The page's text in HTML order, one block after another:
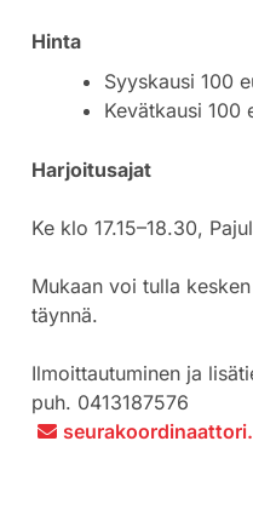
Hinta
Syyskausi 100
Kevätkausi 100
Harjoitusajat
Ke klo 17.15–18.30,
Mukaan voi tulla
täynnä.
Ilmoittautuminen ja
puh. 0413187576